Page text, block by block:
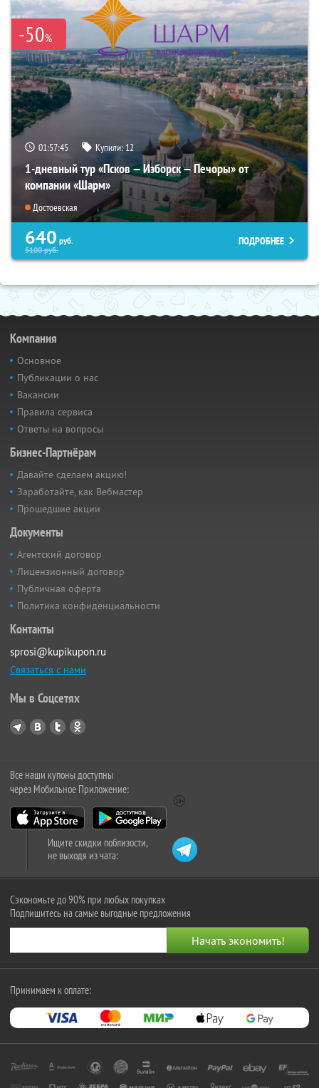
-50%
01:57:44 Купили:12
1-дневный тур «Псков — Изборск — Печоры» от
компании «Шарм»
Достоевская
640 руб.
5100руб.
ПОДРОБНЕЕ
Компания
Основное
Публикации о нас
Вакансии
Правила сервиса
Ответы на вопросы
Бизнес-Партнёрам
Давайте сделаем акцию!
Заработайте, как Вебмастер
Прошедшие акции
Документы
Агентский договор
Лицензионный договор
Публичная оферта
Политика конфиденциальности
Контакты
sprosi@kupikupon.ru
Связаться с нами
Мы в Соцсетях
Все наши купоны доступны
через Мобильное Приложение:
Ищите скидки поблизости,
не выходя из чата:
Сэкономьте до 90% при любых покупках
Подпишитесь на самые выгодные предложения
Принимаем к оплате: